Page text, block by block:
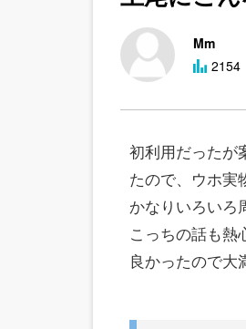
Mm
2154
初利用だったが
たので、ウホ実
かなりいろいろ
こっちの話も熱
良かったので大